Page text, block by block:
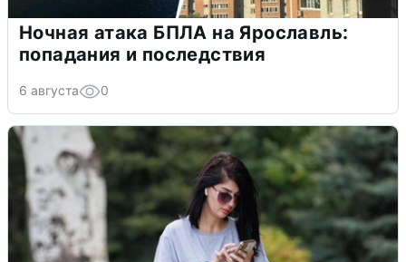
Ночная атака БПЛА на Ярославль:
попадания и последствия
6 августа 0